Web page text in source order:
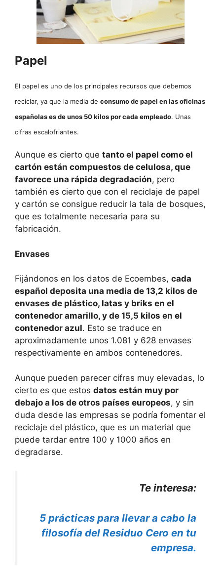
Papel
El papel es uno de los principales recursos que debemos
reciclar, ya que la media de consumo de papel en las oficinas
españolas es de unos 50 kilos por cada empleado. Unas
cifras escalofriantes.
Aunque es cierto que tanto el papel como el
cartón están compuestos de celulosa, que
favorece una rápida degradación, pero
también es cierto que con el reciclaje de papel
y cartón se consigue reducir la tala de bosques,
que es totalmente necesaria para su
fabricación.
Envases
Fijándonos en los datos de Ecoembes, cada
español deposita una media de 13,2 kilos de
envases de plástico, latas y briks en el
contenedor amarillo, y de 15,5 kilos en el
contenedor azul. Esto se traduce en
aproximadamente unos 1.081 y 628 envases
respectivamente en ambos contenedores.
Aunque pueden parecer cifras muy elevadas, lo
cierto es que estos datos están muy por
debajo a los de otros países europeos, y sin
duda desde las empresas se podría fomentar el
reciclaje del plástico, que es un material que
puede tardar entre 100 y 1000 años en
degradarse.
Te interesa:
5 prácticas para llevar a cabo la
filosofía del Residuo Cero en tu
empresa.